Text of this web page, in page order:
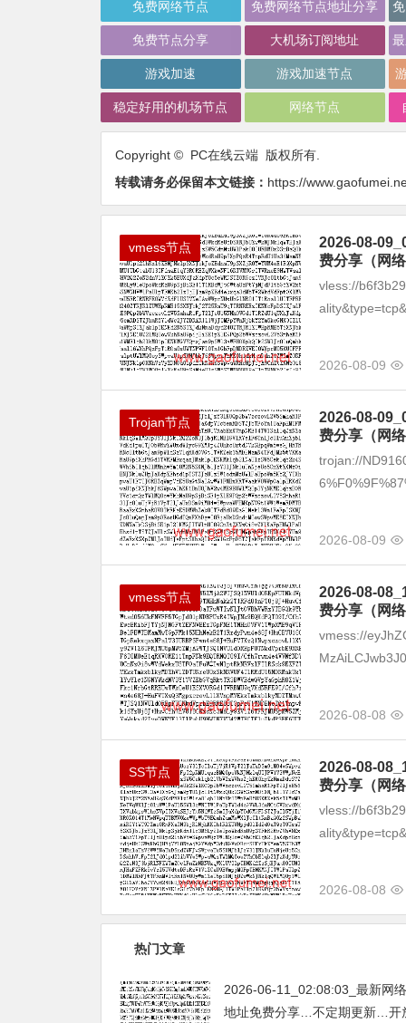
免费网络节点 免费网络节点地址分享
免费节点分享 大机场订阅地址
游戏加速 游戏加速节点
稳定好用的机场节点 网络节点
Copyright © PC在线云端 版权所有.
转载请务必保留本文链接： https://
vmess节点
2026-08-
费分享（网
vless://
2026-08-09
Trojan节点
2026-08-
费分享（网
trojan://
2026-08-09
vmess节点
2026-08-
费分享（网
vmess://
2026-08-08
SS节点
2026-08-
费分享（网
vless://
2026-08-08
热门文章
2026-06-11_02:08:03_最新网
地址免费分享…不定期更新…开